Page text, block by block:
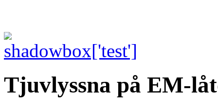
Tjuvlyssna på EM-